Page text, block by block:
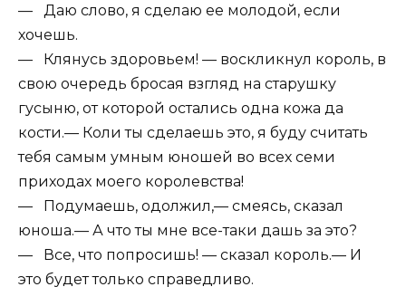
— Даю слово, я сделаю ее молодой, если
хочешь.
— Клянусь здоровьем! — воскликнул король, в
свою очередь бросая взгляд на старушку
гусыню, от которой остались одна кожа да
кости.— Коли ты сделаешь это, я буду считать
тебя самым умным юношей во всех семи
приходах моего королевства!
— Подумаешь, одолжил,— смеясь, сказал
юноша.— А что ты мне все-таки дашь за это?
— Все, что попросишь! — сказал король.— И
это будет только справедливо.